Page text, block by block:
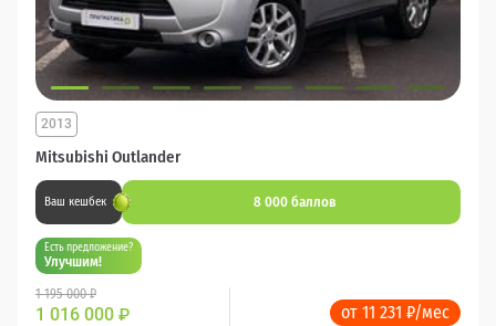
Mitsubishi Outlander
2013
Ваш кешбек 8 000 баллов
Есть предложение?
Улучшим!
1 195 000 ₽
1 016 000 ₽ от 11 231 ₽/мес